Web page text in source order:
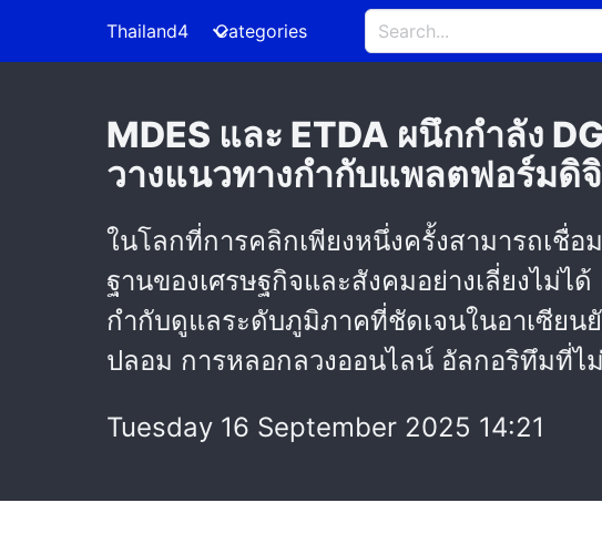
Thailand4 Categories
MDES และ ETDA ผนึกกำลัง
วางแนวทางกำกับแพลตฟอร์มดิ
ในโลกที่การคลิกเพียงหนึ่งครั้งสามารถเชื่
ฐานของเศรษฐกิจและสังคมอย่างเลี่ยงไม่
กำกับดูแลระดับภูมิภาคที่ชัดเจนในอาเซีย
ปลอม การหลอกลวงออนไลน์ อัลกอริทึมที่ไ
Tuesday 16 September 2025 14:21